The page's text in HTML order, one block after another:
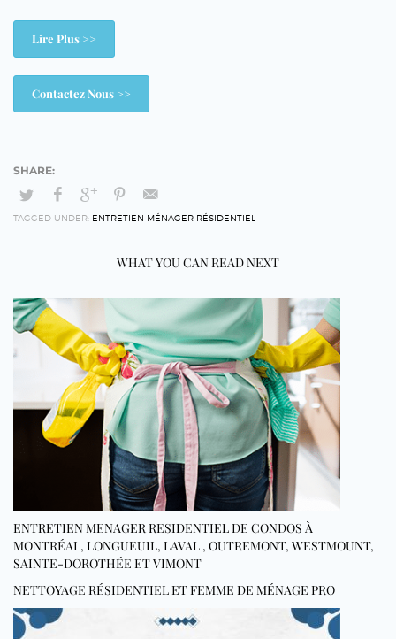
Lire Plus >>
Contactez Nous >>
TAGGED UNDER: ENTRETIEN MÉNAGER RÉSIDENTIEL
WHAT YOU CAN READ NEXT
ENTRETIEN MENAGER RESIDENTIEL DE CONDOS À
MONTRÉAL, LONGUEUIL, LAVAL , OUTREMONT, WESTMOUNT,
SAINTE-DOROTHÉE ET VIMONT
NETTOYAGE RÉSIDENTIEL ET FEMME DE MÉNAGE PRO